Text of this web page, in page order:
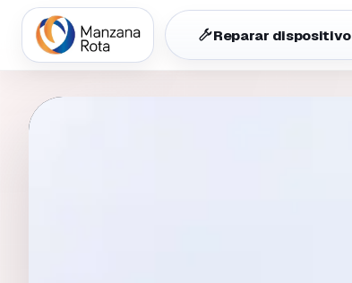
Reparar dispositivo